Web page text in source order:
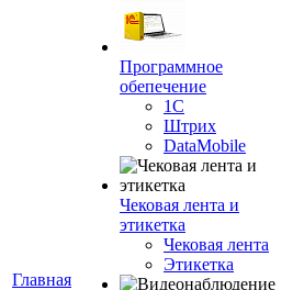
Главная
Программное
обепечение
1С
Штрих
DataMobile
Чековая лента и
этикетка
Чековая лента
Этикетка